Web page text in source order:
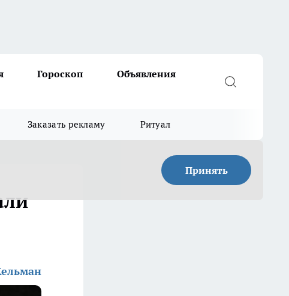
Гороскоп
Объявления
Заказать рекламу Ритуал
Принять